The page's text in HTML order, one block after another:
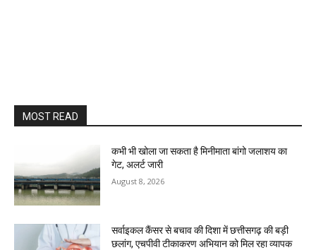
MOST READ
कभी भी खोला जा सकता है मिनीमाता बांगो जलाशय का
गेट, अलर्ट जारी
August 8, 2026
सर्वाइकल कैंसर से बचाव की दिशा में छत्तीसगढ़ की बड़ी
छलांग, एचपीवी टीकाकरण अभियान को मिल रहा व्यापक